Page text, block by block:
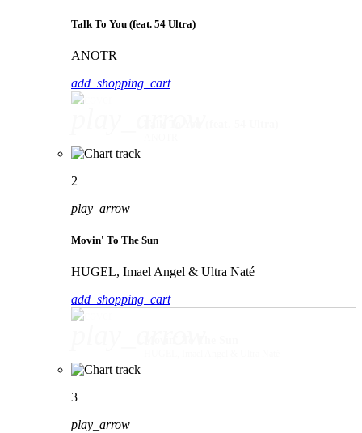
Talk To You (feat. 54 Ultra)
ANOTR
add_shopping_cart
2
play_arrow
Movin' To The Sun
HUGEL, Imael Angel & Ultra Naté
add_shopping_cart
3
play_arrow